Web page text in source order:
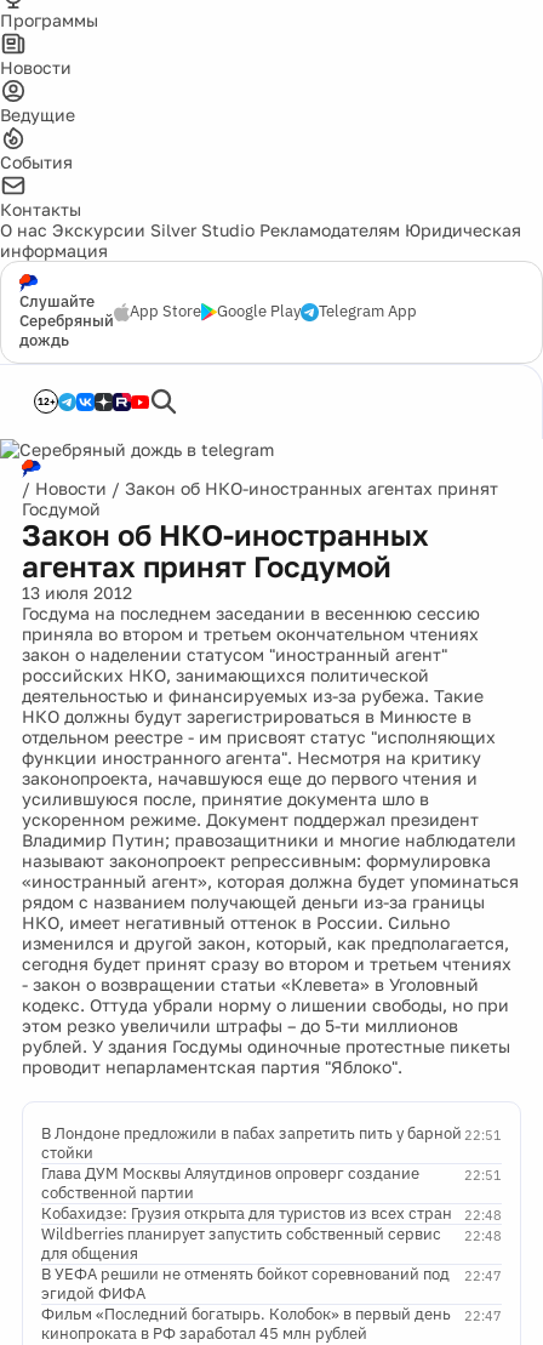
Программы
Новости
Ведущие
События
Контакты
О нас Экскурсии Silver Studio Рекламодателям Юридическая
информация
Слушайте
Серебряный
дождь
App Store Google Play Telegram App
12+
/ Новости / Закон об НКО-иностранных агентах принят
Госдумой
Закон об НКО-иностранных
агентах принят Госдумой
13 июля 2012
Госдума на последнем заседании в весеннюю сессию
приняла во втором и третьем окончательном чтениях
закон о наделении статусом "иностранный агент"
российских НКО, занимающихся политической
деятельностью и финансируемых из-за рубежа. Такие
НКО должны будут зарегистрироваться в Минюсте в
отдельном реестре - им присвоят статус "исполняющих
функции иностранного агента". Несмотря на критику
законопроекта, начавшуюся еще до первого чтения и
усилившуюся после, принятие документа шло в
ускоренном режиме. Документ поддержал президент
Владимир Путин; правозащитники и многие наблюдатели
называют законопроект репрессивным: формулировка
«иностранный агент», которая должна будет упоминаться
рядом с названием получающей деньги из-за границы
НКО, имеет негативный оттенок в России. Сильно
изменился и другой закон, который, как предполагается,
сегодня будет принят сразу во втором и третьем чтениях
- закон о возвращении статьи «Клевета» в Уголовный
кодекс. Оттуда убрали норму о лишении свободы, но при
этом резко увеличили штрафы – до 5-ти миллионов
рублей. У здания Госдумы одиночные протестные пикеты
проводит непарламентская партия "Яблоко".
22:51
В Лондоне предложили в пабах запретить пить у барной
стойки
22:51
Глава ДУМ Москвы Аляутдинов опроверг создание
собственной партии
22:48
Кобахидзе: Грузия открыта для туристов из всех стран
22:48
Wildberries планирует запустить собственный сервис
для общения
22:47
В УЕФА решили не отменять бойкот соревнований под
эгидой ФИФА
22:47
Фильм «Последний богатырь. Колобок» в первый день
кинопроката в РФ заработал 45 млн рублей